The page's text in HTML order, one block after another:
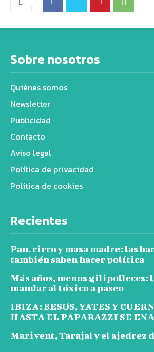
Sobre nosotros
Quiénes somos
Newsletter
Publicidad
Contacto
Aviso legal
Política de privacidad
Política de cookies
Recientes
Pan, circo y masa madre: las
también saben hacer política
Más años, menos gilipolleces:
mandar al tóxico a paseo
IBIZA: BESOS, YATES Y
HASTA EL PAPARAZZI SE
Marivent, Tarajal y el ajedrez